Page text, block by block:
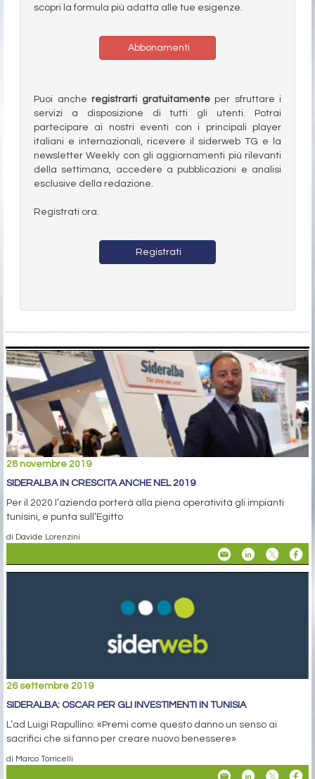
scopri la formula più adatta alle tue esigenze.
Abbonamenti
Puoi anche registrarti gratuitamenteper sfruttare i
servizi a disposizione di tutti gli utenti. Potrai
partecipare ai nostri eventi con i principali player
italiani e internazionali, ricevere il siderweb TG e la
newsletter Weekly con gli aggiornamenti più rilevanti
della settimana, accedere a pubblicazioni e analisi
esclusive della redazione.
Registrati ora.
Registrati
28 novembre 2019
SIDERALBA IN CRESCITA ANCHE NEL 2019
Per il 2020 l’azienda porterà alla piena operatività gli impianti
tunisini, e punta sull’Egitto
di Davide Lorenzini
26 settembre 2019
SIDERALBA: OSCAR PER GLI INVESTIMENTI IN TUNISIA
L’ad Luigi Rapullino: «Premi come questo danno un senso ai
sacrifici che si fanno per creare nuovo benessere»
di Marco Torricelli